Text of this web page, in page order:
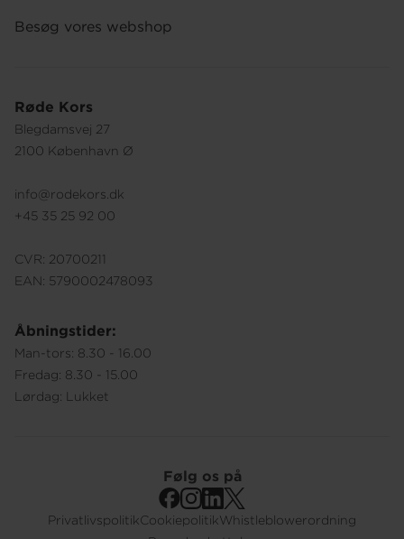
Røde Kors
Blegdamsvej 27
2100 København Ø
info@rodekors.dk
+45 35 25 92 00
CVR: 20700211
EAN: 5790002478093
Åbningstider:
Man-tors: 8.30 - 16.00
Fredag: 8.30 - 15.00
Lørdag: Lukket
Besøg vores webshop
PrivatlivspolitikCookiepolitikWhistleblowerordning
Følg os på